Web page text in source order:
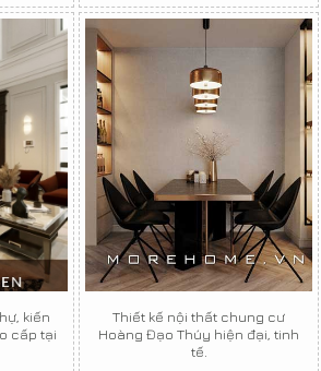
kiến
cấp tại
Thiết kế nội thất chung cư
Hoàng Đạo Thúy hiện đại, tinh
tế.